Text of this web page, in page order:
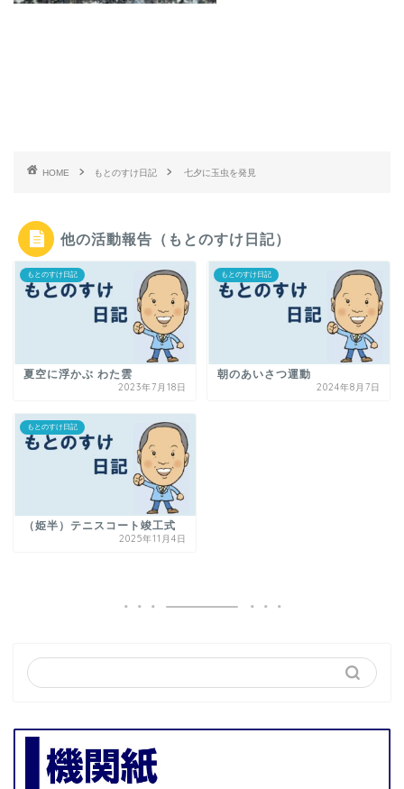
HOME もとのすけ日記 七夕に玉虫を発見
他の活動報告（もとのすけ日記）
もとのすけ日記
夏空に浮かぶ わた雲
2023年7月18日
もとのすけ日記
朝のあいさつ運動
2024年8月7日
もとのすけ日記
（姫半）テニスコート竣工式
2025年11月4日